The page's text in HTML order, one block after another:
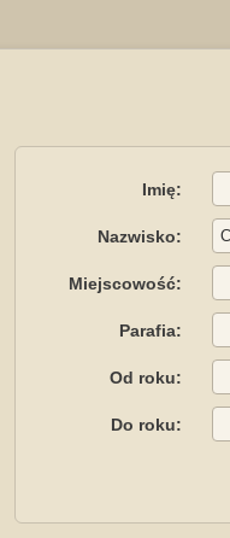
Imię:
Nazwisko:
Miejscowość:
Parafia:
Od roku:
Do roku: